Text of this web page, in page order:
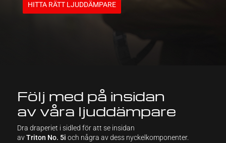
HITTA RÄTT LJUDDÄMPARE
Följ med på insidan
av våra ljuddämpare
Dra draperiet i sidled för att se insidan
avTriton No. 5i och några av dess nyckelkomponenter.